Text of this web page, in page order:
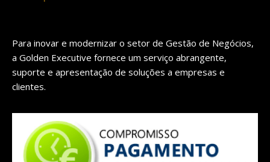
Para inovar e modernizar o setor de Gestão de Negócios,
a Golden Executive fornece um serviço abrangente,
suporte e apresentação de soluções a empresas e
clientes.